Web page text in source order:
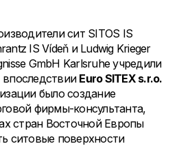
сит SITOS IS
IS Vídeň и Ludwig Krieger
GmbH Karlsruhe учредили
впоследствии Euro SITEX s.r.o.
было создание
фирмы-консультанта,
стран Восточной Европы
ситовые поверхности